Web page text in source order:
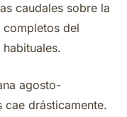
caudales sobre la
del
agosto-
cae drásticamente.